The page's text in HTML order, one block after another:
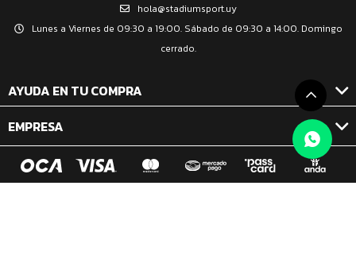
hola@stadiumsport.uy
Lunes a Viernes de 09:30 a 19:00. Sábado de 09:30 a 14:00. Domingo
cerrado.
AYUDA EN TU COMPRA
EMPRESA